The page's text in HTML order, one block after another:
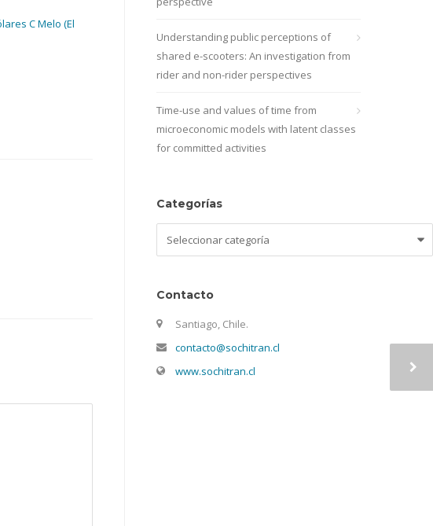
C Melo (El
Understanding public perceptions of
shared e-scooters: An investigation from
rider and non-rider perspectives
Time-use and values of time from
microeconomic models with latent classes
for committed activities
Categorías
Contacto
Santiago, Chile.
contacto@sochitran.cl
www.sochitran.cl